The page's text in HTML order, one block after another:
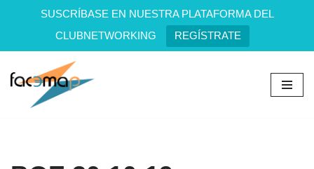
SUSCRÍBASE EN NUESTRA PLATAFORMA DEL
CLUBNETWORKING
REGÍSTRATE
Saltar